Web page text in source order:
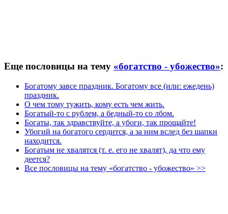
Еще пословицы на тему «богатство - убожество»:
Богатому завсе праздник. Богатому все (или: ежедень)
праздник.
О чем тому тужить, кому есть чем жить.
Богатый-то с рублем, а бедный-то со лбом.
Богаты, так здравствуйте, а убоги, так прощайте!
Убогий на богатого сердится, а за ним вслед без шапки
находится.
Богатым не хвалятся (т. е. его не хвалят), да что ему
деется?
Все пословицы на тему «богатство - убожество» >>